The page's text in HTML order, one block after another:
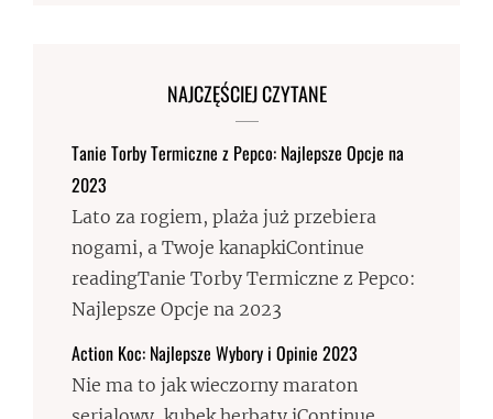
NAJCZĘŚCIEJ CZYTANE
Tanie Torby Termiczne z Pepco: Najlepsze Opcje na
2023
Lato za rogiem, plaża już przebiera
nogami, a Twoje kanapkiContinue
readingTanie Torby Termiczne z Pepco:
Najlepsze Opcje na 2023
Action Koc: Najlepsze Wybory i Opinie 2023
Nie ma to jak wieczorny maraton